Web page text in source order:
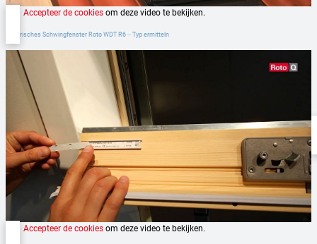
Accepteer de cookies om deze video te bekijken.
Elektrisches Schwingfenster Roto WDT R6 ‒ Typ ermitteln
Accepteer de cookies om deze video te bekijken.